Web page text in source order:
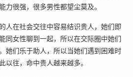
力很强，很多男性都望尘莫及。
人在社会交往中容易结识贵人，她们即
同女性聊到一起，所以在交际圈中她们
她们乐于助人，所以当她们遇到困难时
以往，命中贵人越来越多。